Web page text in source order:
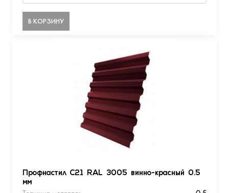
В КОРЗИНУ
Профнастил С21 RAL 3005 винно-красный 0.5
мм